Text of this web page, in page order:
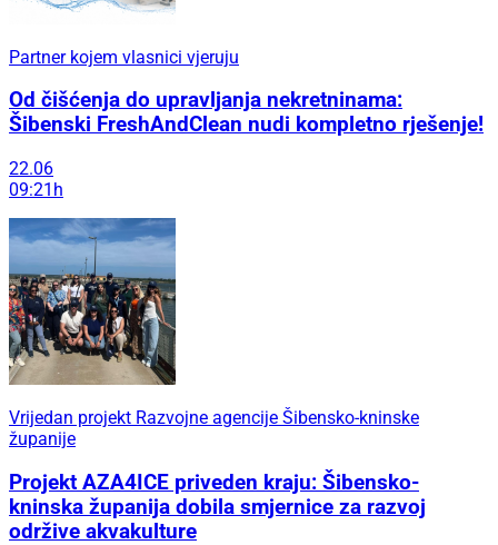
Partner kojem vlasnici vjeruju
Od čišćenja do upravljanja nekretninama:
Šibenski FreshAndClean nudi kompletno rješenje!
22.06
09:21h
Vrijedan projekt Razvojne agencije Šibensko-kninske
županije
Projekt AZA4ICE priveden kraju: Šibensko-
kninska županija dobila smjernice za razvoj
održive akvakulture